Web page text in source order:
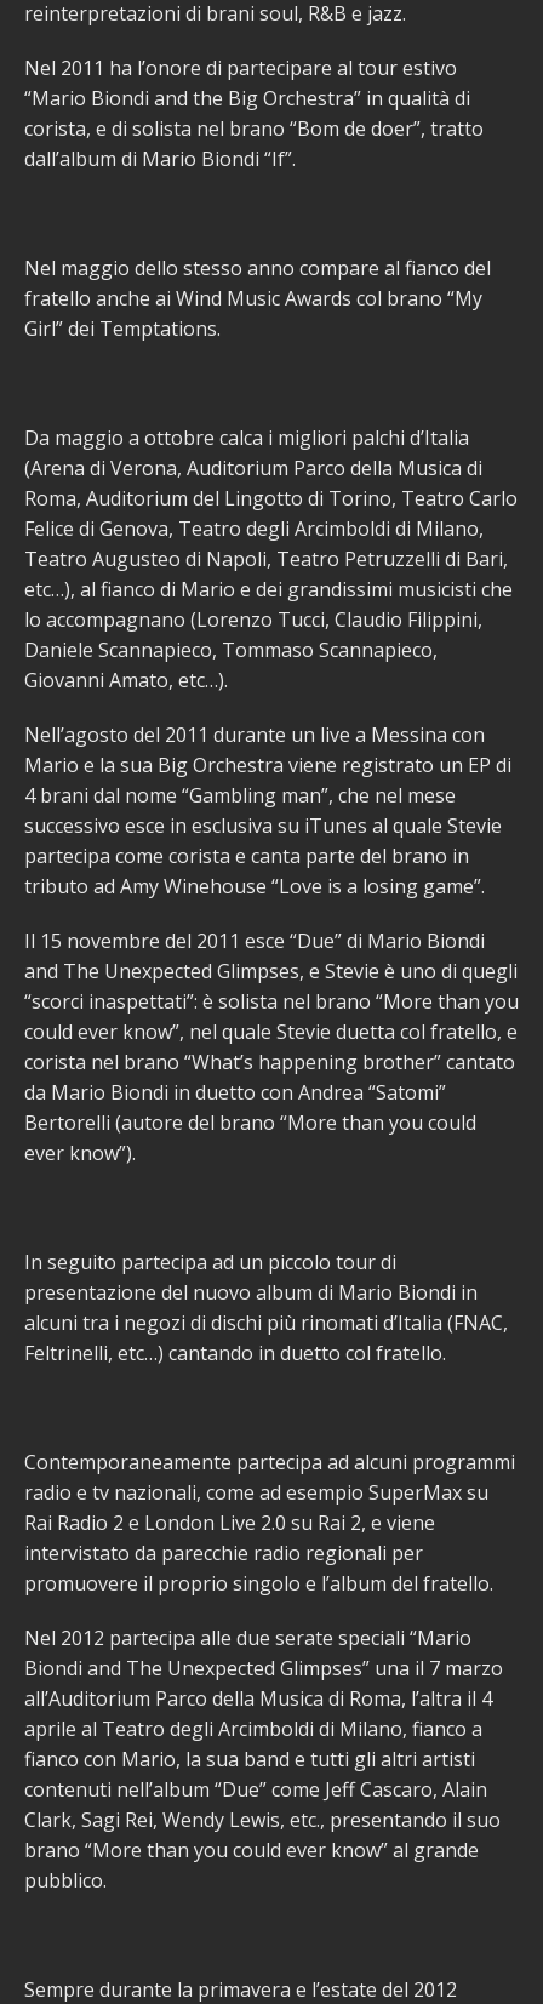
reinterpretazioni di brani soul, R&B e jazz.
Nel 2011 ha l’onore di partecipare al tour estivo
“Mario Biondi and the Big Orchestra” in qualità di
corista, e di solista nel brano “Bom de doer”, tratto
dall’album di Mario Biondi “If”.
Nel maggio dello stesso anno compare al fianco del
fratello anche ai Wind Music Awards col brano “My
Girl” dei Temptations.
Da maggio a ottobre calca i migliori palchi d’Italia
(Arena di Verona, Auditorium Parco della Musica di
Roma, Auditorium del Lingotto di Torino, Teatro Carlo
Felice di Genova, Teatro degli Arcimboldi di Milano,
Teatro Augusteo di Napoli, Teatro Petruzzelli di Bari,
etc…), al fianco di Mario e dei grandissimi musicisti che
lo accompagnano (Lorenzo Tucci, Claudio Filippini,
Daniele Scannapieco, Tommaso Scannapieco,
Giovanni Amato, etc…).
Nell’agosto del 2011 durante un live a Messina con
Mario e la sua Big Orchestra viene registrato un EP di
4 brani dal nome “Gambling man”, che nel mese
successivo esce in esclusiva su iTunes al quale Stevie
partecipa come corista e canta parte del brano in
tributo ad Amy Winehouse “Love is a losing game”.
Il 15 novembre del 2011 esce “Due” di Mario Biondi
and The Unexpected Glimpses, e Stevie è uno di quegli
“scorci inaspettati”: è solista nel brano “More than you
could ever know”, nel quale Stevie duetta col fratello, e
corista nel brano “What’s happening brother” cantato
da Mario Biondi in duetto con Andrea “Satomi”
Bertorelli (autore del brano “More than you could
ever know”).
In seguito partecipa ad un piccolo tour di
presentazione del nuovo album di Mario Biondi in
alcuni tra i negozi di dischi più rinomati d’Italia (FNAC,
Feltrinelli, etc…) cantando in duetto col fratello.
Contemporaneamente partecipa ad alcuni programmi
radio e tv nazionali, come ad esempio SuperMax su
Rai Radio 2 e London Live 2.0 su Rai 2, e viene
intervistato da parecchie radio regionali per
promuovere il proprio singolo e l’album del fratello.
Nel 2012 partecipa alle due serate speciali “Mario
Biondi and The Unexpected Glimpses” una il 7 marzo
all’Auditorium Parco della Musica di Roma, l’altra il 4
aprile al Teatro degli Arcimboldi di Milano, fianco a
fianco con Mario, la sua band e tutti gli altri artisti
contenuti nell’album “Due” come Jeff Cascaro, Alain
Clark, Sagi Rei, Wendy Lewis, etc., presentando il suo
brano “More than you could ever know” al grande
pubblico.
Sempre durante la primavera e l’estate del 2012